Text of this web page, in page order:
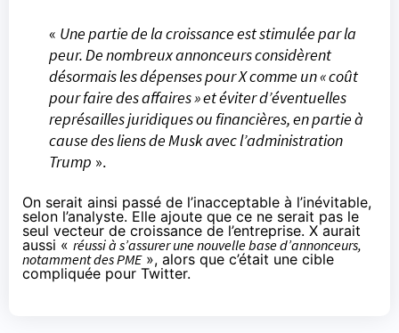
« Une partie de la croissance est stimulée par la
peur. De nombreux annonceurs considèrent
désormais les dépenses pour X comme un « coût
pour faire des affaires » et éviter d’éventuelles
représailles juridiques ou financières, en partie à
cause des liens de Musk avec l’administration
Trump ».
On serait ainsi passé de l’inacceptable à l’inévitable,
selon l’analyste. Elle ajoute que ce ne serait pas le
seul vecteur de croissance de l’entreprise. X aurait
aussi « réussi à s’assurer une nouvelle base d’annonceurs,
notamment des PME», alors que c’était une cible
compliquée pour Twitter.